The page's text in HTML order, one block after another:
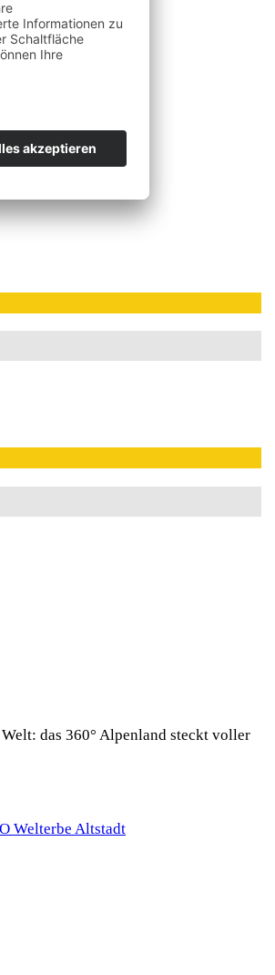
das 360° Alpenland steckt voller
Welterbe Altstadt